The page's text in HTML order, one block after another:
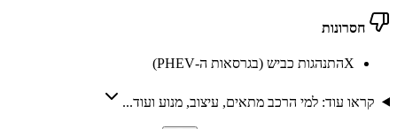
חסרונות
Xהתנהגות כביש (בגרסאות ה-PHEV)
קראו עוד: למי הרכב מתאים, עיצוב, מנוע ועוד...